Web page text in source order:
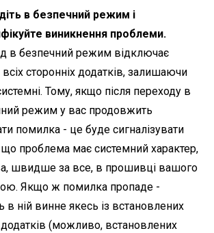
в безпечний режим і
виникнення проблеми.
в безпечний режим відключає
сторонніх додатків, залишаючи
Тому, якщо після переходу в
режим у вас продовжить
помилка - це буде сигналізувати
що проблема має системний характер,
швидше за все, в прошивці вашого
Якщо ж помилка пропаде -
в ній винне якесь із встановлених
додатків (можливо, встановлених